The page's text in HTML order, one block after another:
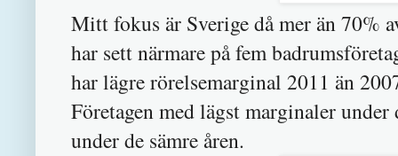
Mitt fokus är Sverige då mer än 70%
har sett närmare på fem
har lägre rörelsemarginal 2011 än
Företagen med lägst marginaler
under de sämre åren.